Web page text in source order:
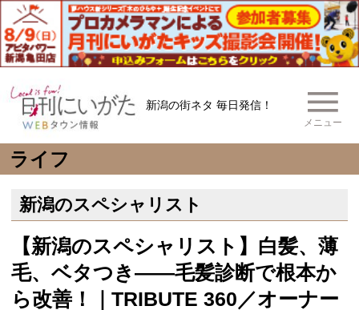
新潟の街ネタ 毎日発信！
メニュー
ライフ
新潟のスペシャリスト
【新潟のスペシャリスト】白髪、薄
毛、ベタつき――毛髪診断で根本か
ら改善！｜TRIBUTE 360／オーナー